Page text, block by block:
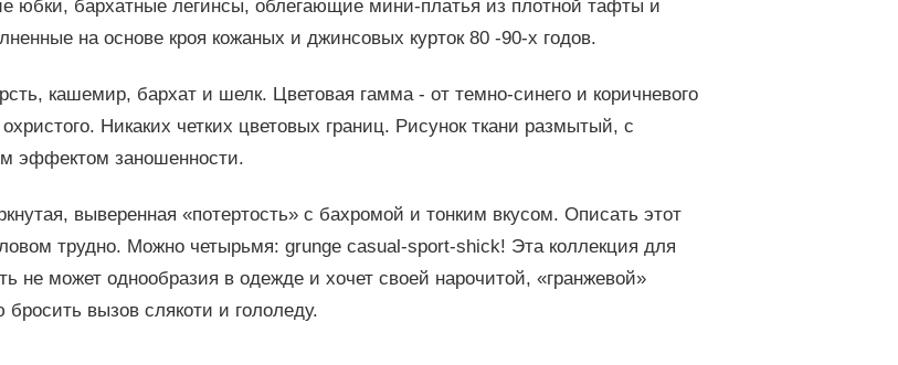
юбки, бархатные легинсы, облегающие мини-платья из плотной тафты и
на основе кроя кожаных и джинсовых курток 80 -90-х годов.
кашемир, бархат и шелк. Цветовая гамма - от темно-синего и коричневого
Никаких четких цветовых границ. Рисунок ткани размытый, с
эффектом заношенности.
выверенная «потертость» с бахромой и тонким вкусом. Описать этот
трудно. Можно четырьмя: grunge casual-sport-shick! Эта коллекция для
не может однообразия в одежде и хочет своей нарочитой, «гранжевой»
бросить вызов слякоти и гололеду.